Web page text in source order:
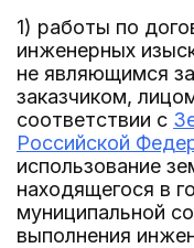
1) работы по
инженерных
не являющимся
заказчиком,
соответствии с
Российской
использование
находящегося в
муниципальной
выполнения